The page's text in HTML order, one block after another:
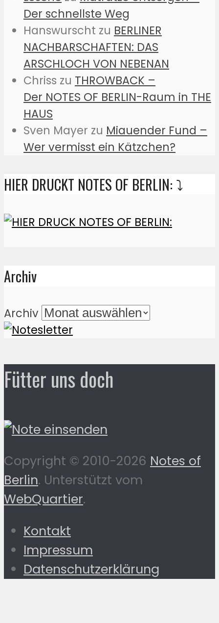
Der schnellste Weg
Hanswurscht zu BERLINER
NACHBARSCHAFTEN: DAS
ARSCHLOCH VON NEBENAN
Chriss zu THROWBACK –
Der NOTES OF BERLIN-Raum in THE
HAUS
Sven Mayer zu Miauender Fund –
Wer vermisst ein Kätzchen?
HIER DRUCKT NOTES OF BERLIN: ⤵️
Archiv
Archiv
Fütter uns doch
Copyright © 2010-2026 Notes of
Berlin. Unterstützt vom
WebQuartier.
Kontakt
Impressum
Datenschutzerklärung